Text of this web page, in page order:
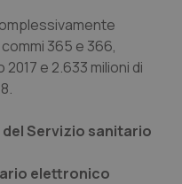
365 e 366,
e 2.633 milioni di
Servizio sanitario
elettronico